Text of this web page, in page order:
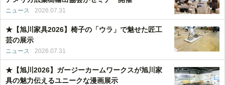
ニュース 2026.07.31
★【旭川家具2026】椅子の「ウラ」で魅せた匠工
芸の展示
ニュース 2026.07.31
★【旭川2026】ガージーカームワークスが旭川家
具の魅力伝えるユニークな漫画展示